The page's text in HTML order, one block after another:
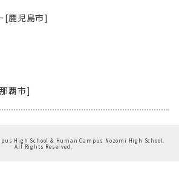
[鹿児島市]
覇市]
High School & Human Campus Nozomi High School.
All Rights Reserved.